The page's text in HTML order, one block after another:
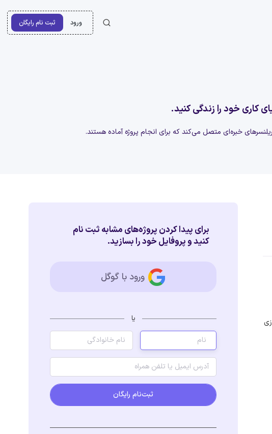
ورود ثبت نام رایگان
کاری خود را زندگی کنید.
خبره‌ای متصل می‌کند که برای انجام پروژه آماده هستند.
برای پیدا کردن پروژه‌های مشابه ثبت نام
کنید و پروفایل خود را بسازید.
ورود با گوگل
یا
ثبت‌نام رایگان